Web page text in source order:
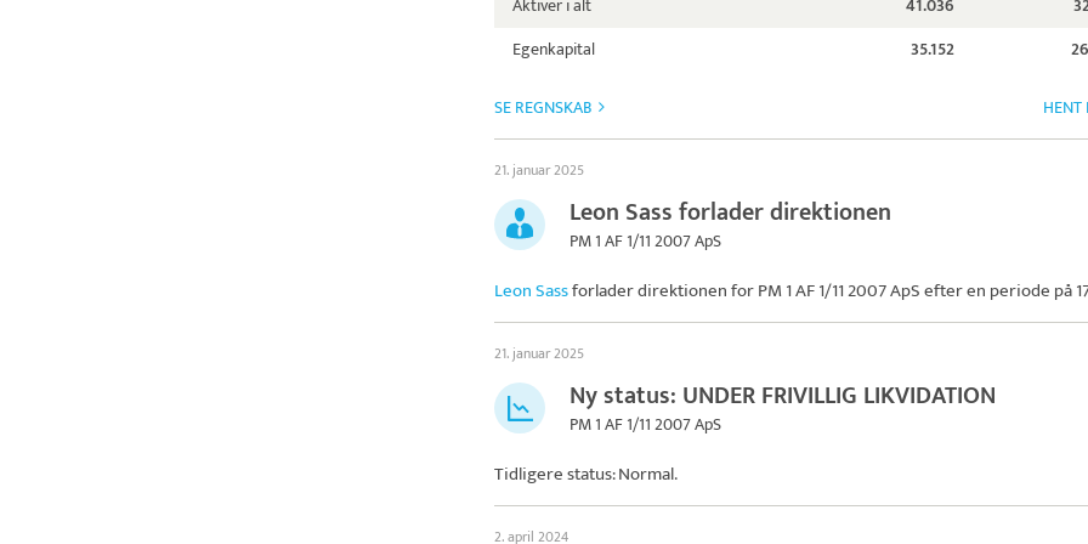
Egenkapital
35.152
SE REGNSKAB HENT
21. januar 2025
Leon Sass forlader direktionen
PM 1 AF 1/11 2007 ApS
Leon Sassforlader direktionen forPM 1 AF 1/11 2007 ApSefter en periode på
21. januar 2025
Ny status: UNDER FRIVILLIG LIKVIDATION
PM 1 AF 1/11 2007 ApS
Tidligere status: Normal.
2. april 2024